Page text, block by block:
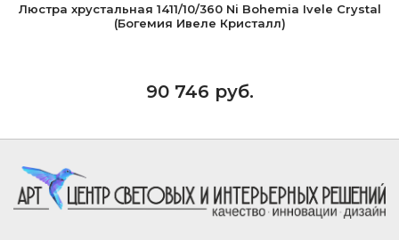
Люстра хрустальная 1411/10/360 Ni Bohemia Ivele Crystal
(Богемия Ивеле Кристалл)
90 746 руб.